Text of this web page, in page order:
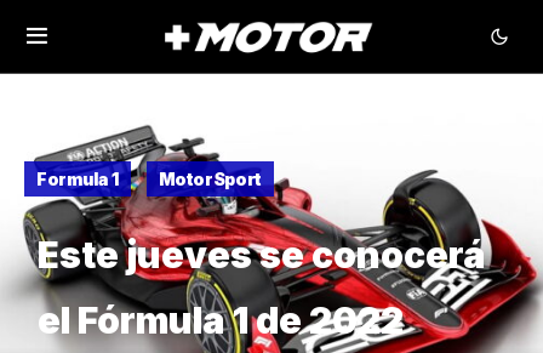
Formula 1 MotorSport
Este jueves se conocerá
el Fórmula 1 de 2022